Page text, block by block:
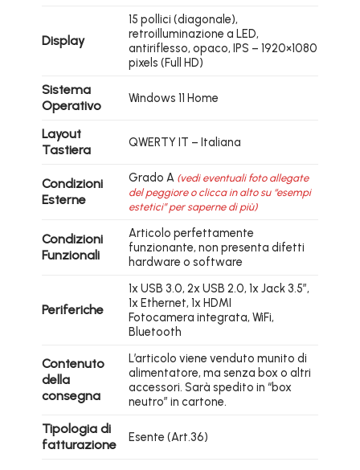
Display
15 pollici (diagonale),
retroilluminazione a LED,
antiriflesso, opaco, IPS – 1920×1080
pixels (Full HD)
Sistema
Operativo
Windows 11 Home
Layout
Tastiera
QWERTY IT – Italiana
Condizioni
Esterne
Grado A (vedi eventuali foto allegate
del peggiore o clicca in alto su “esempi
estetici” per saperne di più)
Condizioni
Funzionali
Articolo perfettamente
funzionante, non presenta difetti
hardware o software
Periferiche
1x USB 3.0, 2x USB 2.0, 1x Jack 3.5″,
1x Ethernet, 1x HDMI
Fotocamera integrata, WiFi,
Bluetooth
Contenuto
della
consegna
L’articolo viene venduto munito di
alimentatore, ma senza box o altri
accessori. Sarà spedito in “box
neutro” in cartone.
Tipologia di
fatturazione
Esente (Art.36)